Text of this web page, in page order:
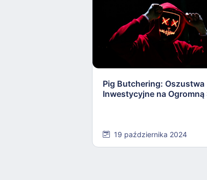
Pig Butchering: Oszustwa
Inwestycyjne na Ogromną
19 października 2024